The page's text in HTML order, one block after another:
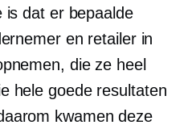
is dat er bepaalde
en retailer in
die ze heel
hele goede resultaten
kwamen deze